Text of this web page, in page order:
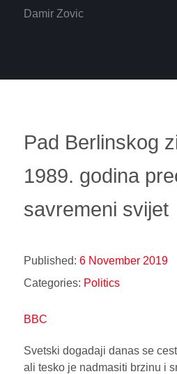
Damir Zovic
Pad Berlinskog
1989. godina
savremeni svijet
Published: 6 November 2019
Categories: Politics
BBC
Svetski dogadaji danas se
ali tesko je nadmasiti brzinu i